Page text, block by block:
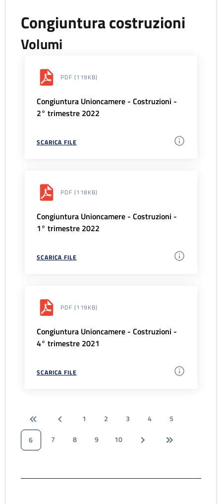
Congiuntura costruzioni
Volumi
PDF (119KB)
Congiuntura Unioncamere - Costruzioni -
2° trimestre 2022
SCARICA FILE
PDF (118KB)
Congiuntura Unioncamere - Costruzioni -
1° trimestre 2022
SCARICA FILE
PDF (119KB)
Congiuntura Unioncamere - Costruzioni -
4° trimestre 2021
SCARICA FILE
1 2 3 4
5
6
7 8 9 10